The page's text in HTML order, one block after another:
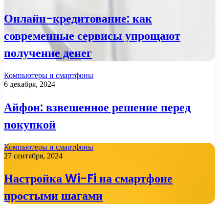
Онлайн-кредитование: как
современные сервисы упрощают
получение денег
Компьютеры и смартфоны
6 декабря, 2024
Айфон: взвешенное решение перед
покупкой
Компьютеры и смартфоны
27 сентября, 2024
Настройка Wi-Fi на смартфоне
простыми шагами